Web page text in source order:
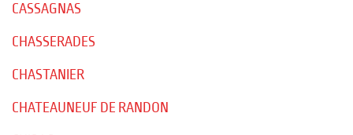
CASSAGNAS
CHASSERADES
CHASTANIER
CHATEAUNEUF DE RANDON